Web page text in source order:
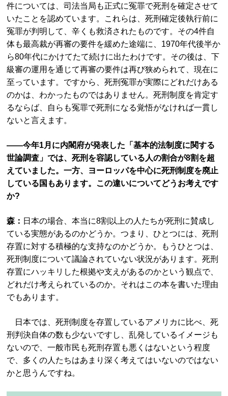
件については、司法当局も正式に冤罪で死刑を確定させて
いたことを認めています。これらは、死刑確定後執行前に
冤罪が判明して、辛くも救済されたものです。その4件自
体も最高裁が再審の要件を緩めた途端に、1970年代後半か
ら80年代にかけてたて続けに出たわけです。その後は、下
級審の運用を通じて再審の要件は再び狭められて、現在に
至っています。ですから、死刑冤罪が実際にどれだけある
のかは、わかったものではありません。死刑制度を肯定す
るならば、自らも冤罪で死刑になる覚悟がなければ一貫し
ないと言えます。
――今年1月に内閣府が発表した「基本的法制度に関する
世論調査」では、死刑を容認している人の割合が8割を超
えていました。一方、ヨーロッパを中心に死刑制度を廃止
している国もあります。この違いについてどうお考えです
か?
森： 日本の場合、本当に8割以上の人たちが死刑に賛成し
ている実態があるのかどうか。つまり、ひとつには、死刑
存置に対する積極的な支持なのかどうか。もうひとつは、
死刑制度について議論されていない状況があります。死刑
存置にハッキリした根拠や支えがあるのかという観点で、
どれだけ考えられているのか。それはこの本を書いた理由
でもあります。
日本では、死刑制度を存置しているアメリカに比べ、死
刑判決自体の数も少ないですし、乱発しているイメージも
ないので、一般市民も死刑存置も悪くはないという程度
で、多くの人たちはあまり深く考えてはいないのではない
かと思うんですね。